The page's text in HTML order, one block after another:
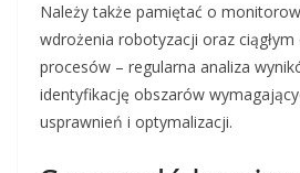
Należy także pamiętać o
wdrożenia robotyzacji oraz ciągłym
procesów – regularna analiza
identyfikację obszarów
usprawnień i optymalizacji.